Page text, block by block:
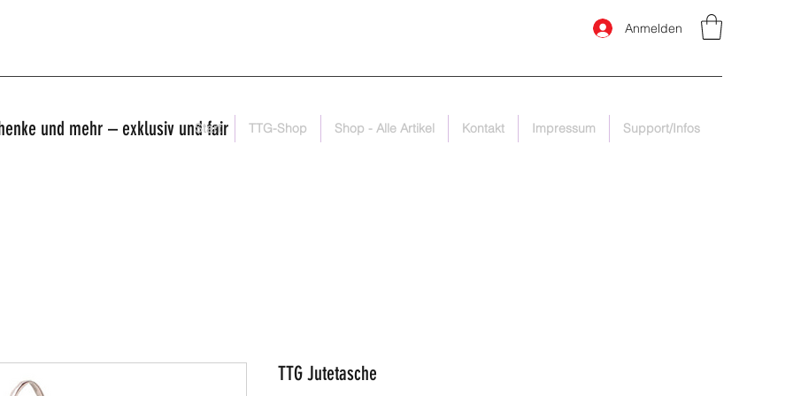
Anmelden
und mehr – exklusiv und fair
Start TTG-Shop Shop - Alle Artikel Kontakt Impressum Support/Infos
TTG Jutetasche